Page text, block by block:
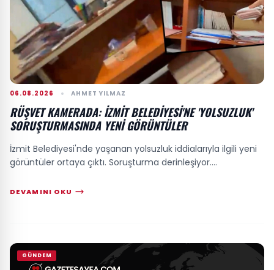
06.08.2026 AHMET YILMAZ
RÜŞVET KAMERADA: İZMIT BELEDIYESI'NE 'YOLSUZLUK'
SORUŞTURMASINDA YENI GÖRÜNTÜLER
İzmit Belediyesi'nde yaşanan yolsuzluk iddialarıyla ilgili yeni
görüntüler ortaya çıktı. Soruşturma derinleşiyor....
DEVAMINI OKU
GÜNDEM